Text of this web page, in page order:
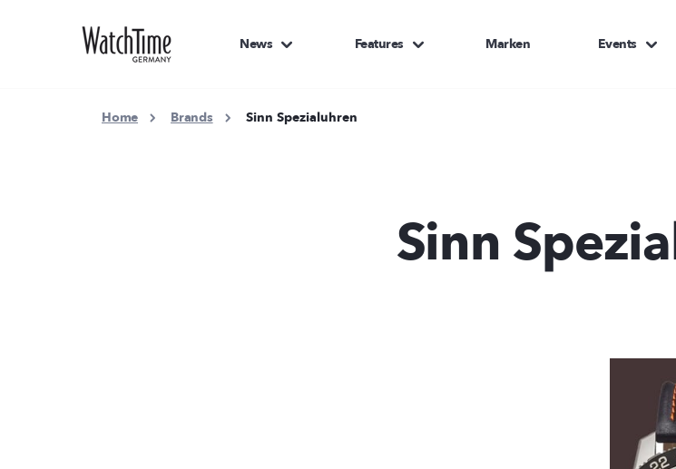
News Features Marken Events
Home Brands Sinn Spezialuhren
Sinn